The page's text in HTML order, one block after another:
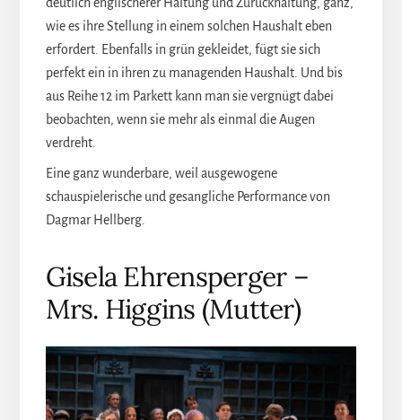
wie es ihre Stellung in einem solchen Haushalt eben
erfordert. Ebenfalls in grün gekleidet, fügt sie sich
perfekt ein in ihren zu managenden Haushalt. Und bis
aus Reihe 12 im Parkett kann man sie vergnügt dabei
beobachten, wenn sie mehr als einmal die Augen
verdreht.
Eine ganz wunderbare, weil ausgewogene
schauspielerische und gesangliche Performance von
Dagmar Hellberg.
Gisela Ehrensperger –
Mrs. Higgins (Mutter)